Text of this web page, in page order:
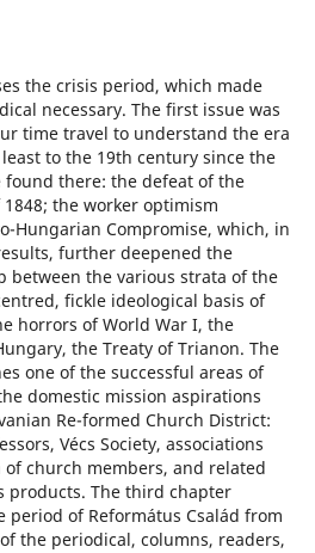
the crisis period, which made
necessary. The first issue was
time travel to understand the era
to the 19th century since the
found there: the defeat of the
the worker optimism
Hungarian Compromise, which, in
further deepened the
between the various strata of the
fickle ideological basis of
horrors of World War I, the
the Treaty of Trianon. The
one of the successful areas of
domestic mission aspirations
Re-formed Church District:
Vécs Society, associations
church members, and related
products. The third chapter
period of Református Család from
the periodical, columns, readers,